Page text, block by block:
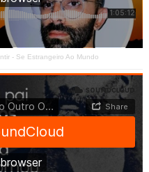
- Se Estrangeiro Ao Mundo